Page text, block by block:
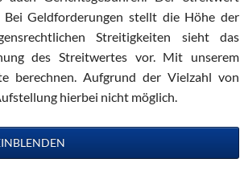
Geldforderungen stellt die Höhe der
Streitigkeiten sieht das
des Streitwertes vor. Mit unserem
berechnen. Aufgrund der Vielzahl von
hierbei nicht möglich.